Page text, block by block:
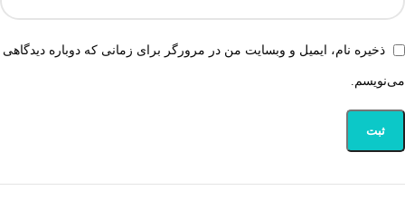
ذخیره نام، ایمیل و وبسایت من در مرورگر برای زمانی که دوباره دیدگاهی
می‌نویسم.